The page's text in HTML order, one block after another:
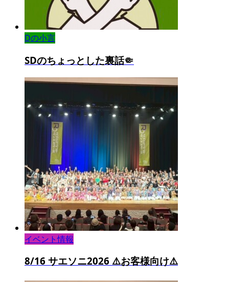
Dの小言
SDのちょっとした裏話🤏
イベント情報
8/16 サエソニ2026 ⚠️お客様向け⚠️